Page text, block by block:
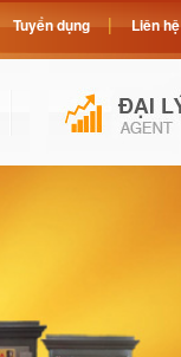
Tuyển dụng Liên hệ